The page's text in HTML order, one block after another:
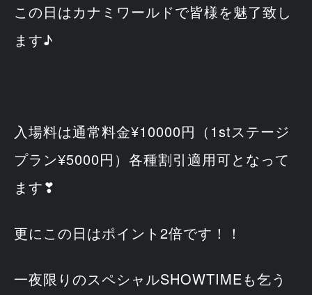
この日はカナミワールドで皆様を魅了致し
ます♪
入場料は通常料金¥10000円（1stステージ
プラン¥5000円）各種割引適用可となって
ます❣
更にこの日はポイント2倍です！！
一夜限りのスペシャルSHOWTIMEも乞う